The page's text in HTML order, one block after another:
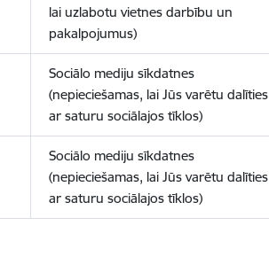
lai uzlabotu vietnes darbību un
pakalpojumus)
Sociālo mediju sīkdatnes
(nepieciešamas, lai Jūs varētu dalīties
ar saturu sociālajos tīklos)
Sociālo mediju sīkdatnes
(nepieciešamas, lai Jūs varētu dalīties
ar saturu sociālajos tīklos)